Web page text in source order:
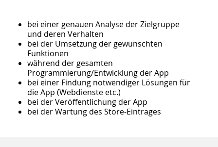
bei einer genauen Analyse der Zielgruppe
und deren Verhalten
bei der Umsetzung der gewünschten
Funktionen
während der gesamten
Programmierung/Entwicklung der App
bei einer Findung notwendiger Lösungen für
die App (Webdienste etc.)
bei der Veröffentlichung der App
bei der Wartung des Store-Eintrages